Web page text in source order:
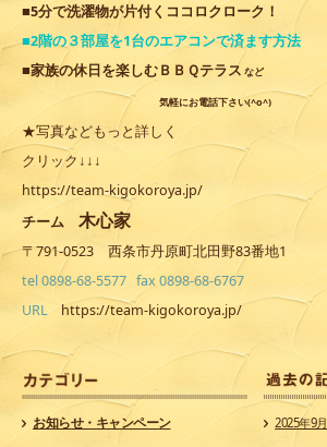
■5分で洗濯物が片付く ココロクローク ！
■2階の３部屋を1台のエアコンで済ます方法
■家族の休日を楽しむＢＢＱテラス など
気軽にお電話下さい(^o^)
★写真などもっと詳しく
クリック↓↓↓
https://team-kigokoroya.jp/
チーム 木心家
〒791-0523 西条市丹原町北田野83番地1
tel 0898-68-5577 fax 0898-68-6767
URLhttps://team-kigokoroya.jp/
お知らせ・キャンペーン 2025年9月